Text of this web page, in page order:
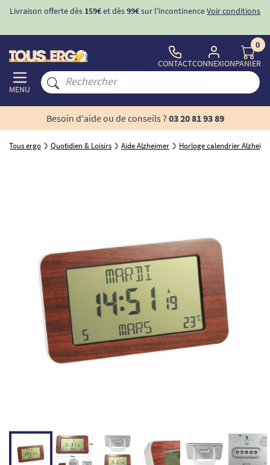
Livraison offerte dès 159€et dès99€sur l'incontinenceVoir conditions
MENU
CONTACTCONNEXION
0
PANIER
Besoin d'aide ou de conseils ? 03 20 81 93 89
Tous ergo Quotidien & Loisirs Aide Alzheimer Horloge calendrier